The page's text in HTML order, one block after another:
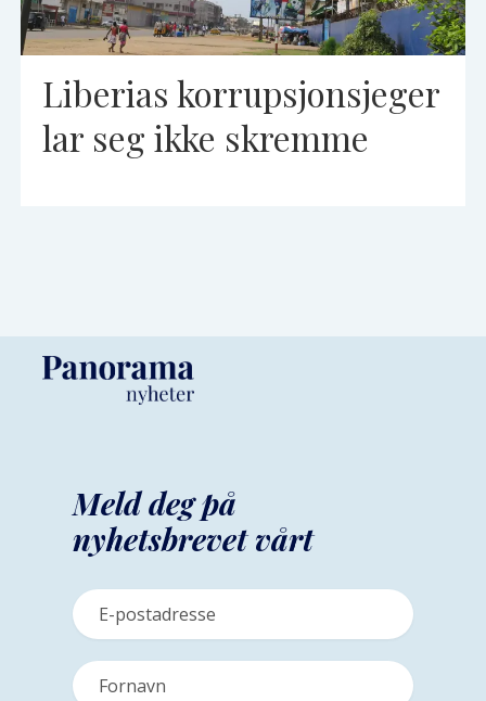
Liberias korrupsjonsjeger
lar seg ikke skremme
Meld deg på
nyhetsbrevet vårt